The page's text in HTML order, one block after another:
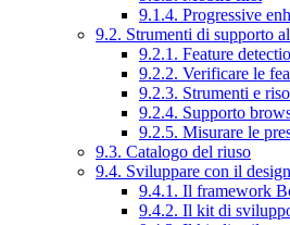
9.1.4. Progressive
9.2. Strumenti di supporto
9.2.1. Feature
9.2.2. Verificare le
9.2.3. Strumenti e
9.2.4. Supporto
9.2.5. Misurare le
9.3. Catalogo del riuso
9.4. Sviluppare con il
9.4.1. Il framework
9.4.2. Il kit di